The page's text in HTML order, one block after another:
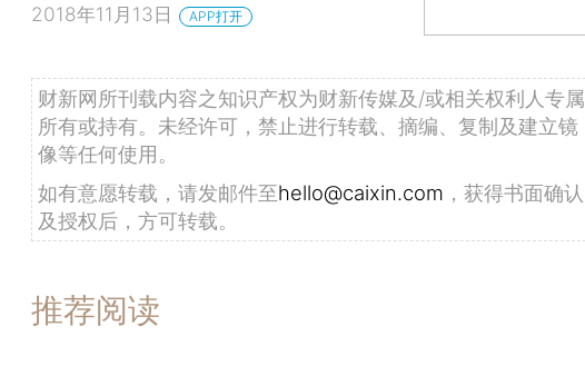
2018年11月13日 APP打开
财新网所刊载内容之知识产权为财新传媒及/或相关权利人专属
所有或持有。未经许可，禁止进行转载、摘编、复制及建立镜
像等任何使用。
如有意愿转载，请发邮件至hello@caixin.com ，获得书面确认
及授权后，方可转载。
推荐阅读